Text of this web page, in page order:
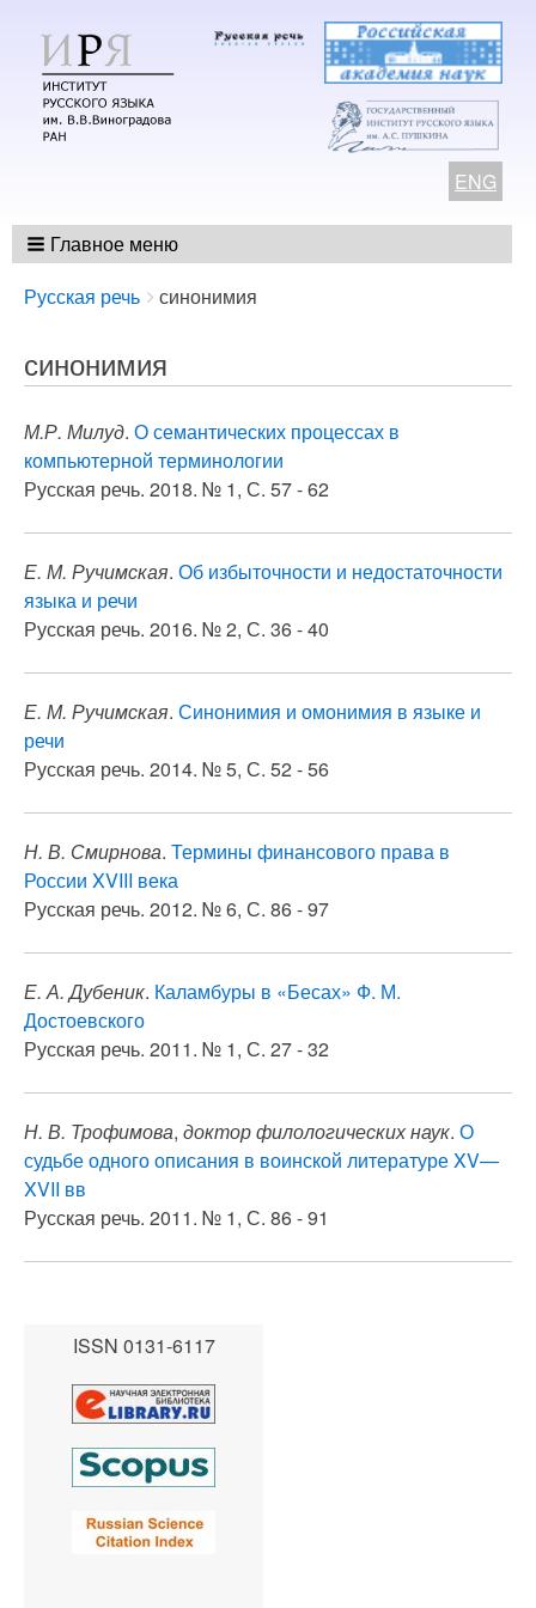
ENG
Главное меню
Breadcrumbs
You
here:
Русская речь синонимия
синонимия
М.Р. Милуд. О семантических процессах в
компьютерной терминологии
Русская речь. 2018. № 1, С. 57 - 62
Е. М. Ручимская. Об избыточности и недостаточности
языка и речи
Русская речь. 2016. № 2, С. 36 - 40
Е. М. Ручимская. Синонимия и омонимия в языке и
речи
Русская речь. 2014. № 5, С. 52 - 56
Н. В. Смирнова. Термины финансового права в
России XVIII века
Русская речь. 2012. № 6, С. 86 - 97
Е. А. Дубеник. Каламбуры в «Бесах» Ф. М.
Достоевского
Русская речь. 2011. № 1, С. 27 - 32
Н. В. Трофимова, доктор филологических наук. О
судьбе одного описания в воинской литературе XV—
XVII вв
Русская речь. 2011. № 1, С. 86 - 91
ISSN 0131-6117